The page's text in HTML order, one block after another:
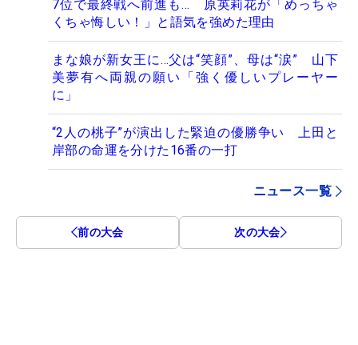
7位で最終戦へ前進も… 原英莉花が「めっちゃ
くちゃ悔しい！」と語気を強めた理由
まな娘が新女王に…父は“笑顔”、母は“涙” 山下
美夢有へ両親の願い「強く優しいプレーヤー
に」
“2人の桃子”が演出した緊迫の優勝争い 上田と
岸部の命運を分けた16番の一打
ニュース一覧
前の大会 次の大会